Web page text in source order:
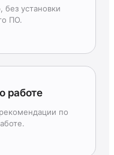
без установки
ПО.
работе
по